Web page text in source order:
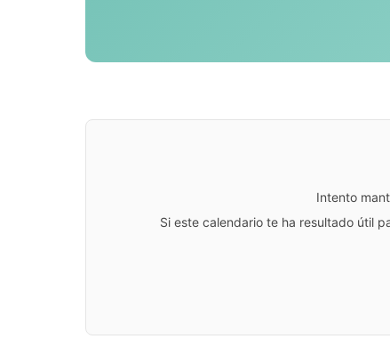
Intento
Si este calendario te ha resultado útil